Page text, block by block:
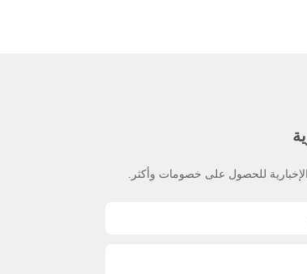
للحصول على خصومات وأكثر.